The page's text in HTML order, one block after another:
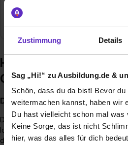
Zustimmung Details
Sag „Hi!“ zu Ausbildung.de &
Schön, dass du da bist! Bevor du
weitermachen kannst, haben wir
Du hast vielleicht schon mal was
Keine Sorge, das ist nicht
hier, was das alles für dich
Wie schnell kann ich mit einer
Häufige Fragen zur
GREEN IT Das
Duzen oder siezen?
Dürfen wir dir das Du anbieten? Wir
lockere Atmosphäre und einen
duzen wir uns im Team.